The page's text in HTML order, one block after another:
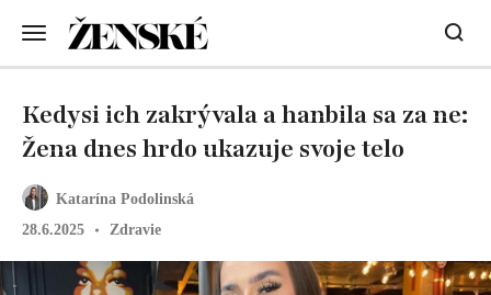
Katarína Podolinská
28.6.2025
Zdravie
Kedysi ich zakrývala a hanbila sa za ne:
Žena dnes hrdo ukazuje svoje telo